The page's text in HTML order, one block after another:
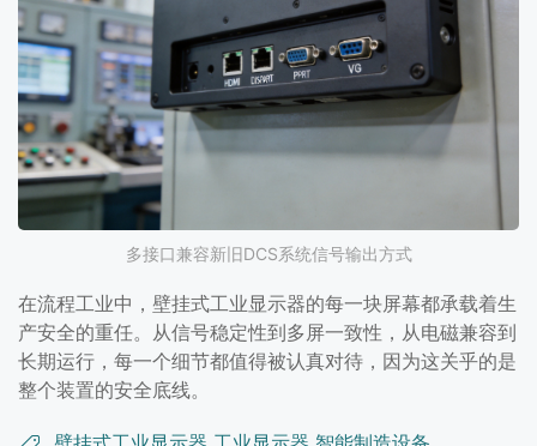
多接口兼容新旧DCS系统信号输出方式
在流程工业中，壁挂式工业显示器的每一块屏幕都承载着生
产安全的重任。从信号稳定性到多屏一致性，从电磁兼容到
长期运行，每一个细节都值得被认真对待，因为这关乎的是
整个装置的安全底线。